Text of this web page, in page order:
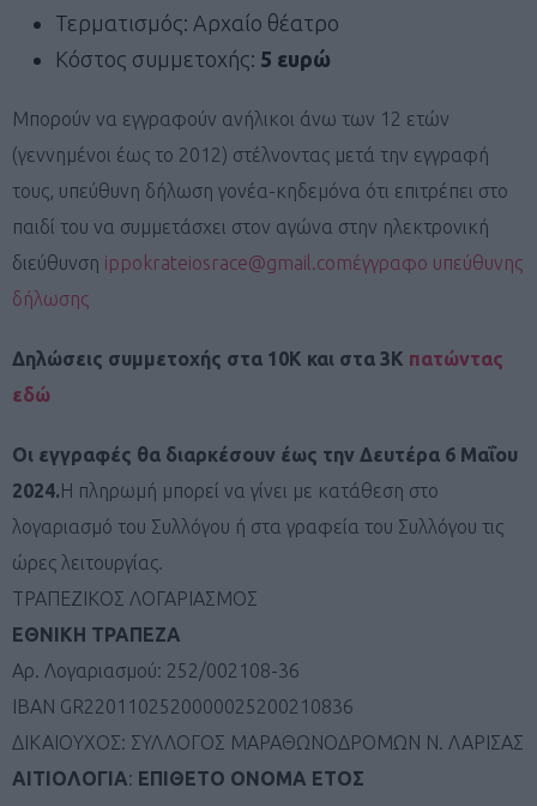
Τερματισμός: Αρχαίο θέατρο
Κόστος συμμετοχής: 5 ευρώ
Μπορούν να εγγραφούν ανήλικοι άνω των 12 ετών
(γεννημένοι έως το 2012) στέλνοντας μετά την εγγραφή
τους, υπεύθυνη δήλωση γονέα-κηδεμόνα ότι επιτρέπει στο
παιδί του να συμμετάσχει στον αγώνα στην ηλεκτρονική
διεύθυνση ippokrateiosrace@gmail.comέγγραφο υπεύθυνης
δήλωσης
Δηλώσεις συμμετοχής στα 10Κ και στα 3Κ πατώντας
εδώ
Οι εγγραφές θα διαρκέσουν έως την Δευτέρα 6 Μαΐου
2024.Η πληρωμή μπορεί να γίνει με κατάθεση στο
λογαριασμό του Συλλόγου ή στα γραφεία του Συλλόγου τις
ώρες λειτουργίας.
ΤΡΑΠΕΖΙΚΟΣ ΛΟΓΑΡΙΑΣΜΟΣ
ΕΘΝΙΚΗ ΤΡΑΠΕΖΑ
Αρ. Λογαριασμού: 252/002108-36
ΙΒΑΝ GR2201102520000025200210836
ΔΙΚΑΙΟΥΧΟΣ: ΣΥΛΛΟΓΟΣ ΜΑΡΑΘΩΝΟΔΡΟΜΩΝ Ν. ΛΑΡΙΣΑΣ
ΑΙΤΙΟΛΟΓΙΑ: ΕΠΙΘΕΤΟ ΟΝΟΜΑ ΕΤΟΣ